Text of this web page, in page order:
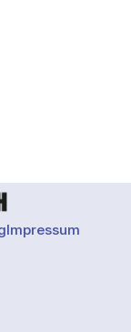
Impressum